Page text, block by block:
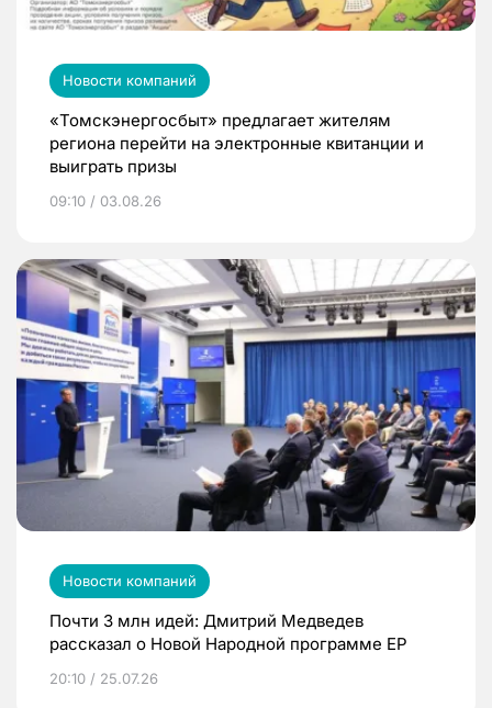
Новости компаний
«Томскэнергосбыт» предлагает жителям
региона перейти на электронные квитанции и
выиграть призы
09:10 / 03.08.26
Новости компаний
Почти 3 млн идей: Дмитрий Медведев
рассказал о Новой Народной программе ЕР
20:10 / 25.07.26